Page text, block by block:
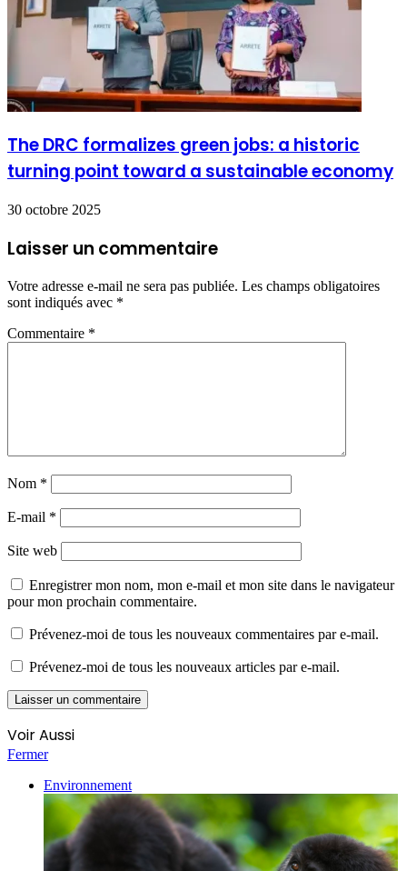
The DRC formalizes green jobs: a historic
turning point toward a sustainable economy
30 octobre 2025
Laisser un commentaire
Votre adresse e-mail ne sera pas publiée. Les champs obligatoires
sont indiqués avec *
Commentaire *
Nom *
E-mail *
Site web
Enregistrer mon nom, mon e-mail et mon site dans le navigateur
pour mon prochain commentaire.
Prévenez-moi de tous les nouveaux commentaires par e-mail.
Prévenez-moi de tous les nouveaux articles par e-mail.
Voir Aussi
Fermer
Environnement